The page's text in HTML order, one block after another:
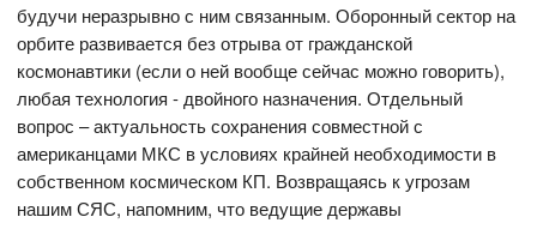
будучи неразрывно с ним связанным. Оборонный сектор на
орбите развивается без отрыва от гражданской
космонавтики (если о ней вообще сейчас можно говорить),
любая технология - двойного назначения. Отдельный
вопрос – актуальность сохранения совместной с
американцами МКС в условиях крайней необходимости в
собственном космическом КП. Возвращаясь к угрозам
нашим СЯС, напомним, что ведущие державы